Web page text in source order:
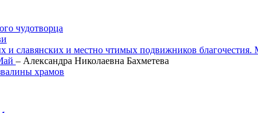
чудотворца
и славянских и местно чтимых подвижников
– Александра Николаевна Бахметева
храмов